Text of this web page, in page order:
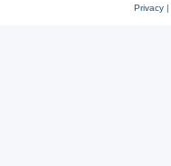
Privacy |